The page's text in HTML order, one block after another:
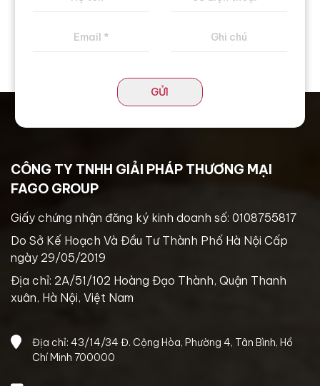
GỬI
CÔNG TY TNHH GIẢI PHÁP THƯƠNG MẠI
FAGO GROUP
Giấy chứng nhận đăng ký kinh doanh số: 0108755817
Do Sở Kế Hoạch Và Đầu Tư Thành Phố Hà Nội Cấp
ngày 29/05/2019
Địa chỉ: 2A/51/102 Hoàng Đạo Thành, Quận Thanh
xuân, Hà Nội, Việt Nam
Địa chỉ: 43/14/34 Đ. Cộng Hòa, Phường 4, Tân Bình, Hồ
Chí Minh 700000